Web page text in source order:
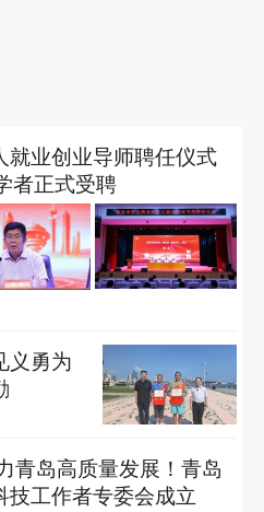
就业创业导师聘任仪式
者正式受聘
义勇为
青岛高质量发展！青岛
技工作者专委会成立